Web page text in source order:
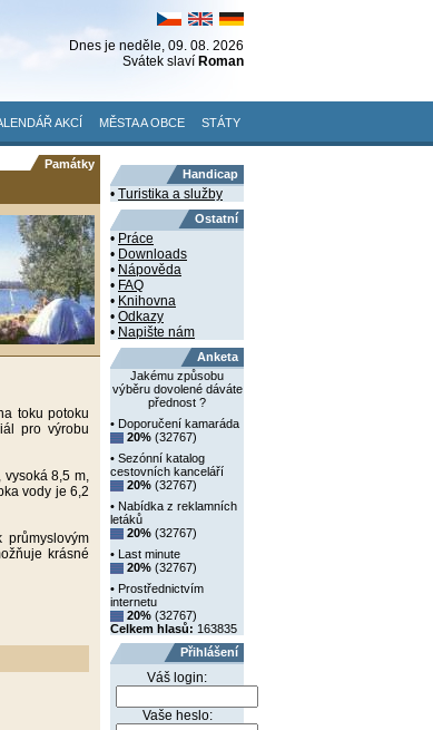
Dnes je neděle, 09. 08. 2026
Svátek slaví Roman
AKCÍ MĚSTA A OBCE STÁTY
Památky
toku potoku
pro výrobu
8,5 m,
vody je 6,2
krásné
Handicap
• Turistika a služby
Ostatní
• Práce
• Downloads
• Nápověda
• FAQ
• Knihovna
• Odkazy
• Napište nám
Anketa
Jakému způsobu
výběru dovolené dáváte
přednost ?
• Doporučení kamaráda
20% (32767)
• Sezónní katalog
cestovních kanceláří
20% (32767)
• Nabídka z reklamních
letáků
20% (32767)
• Last minute
20% (32767)
• Prostřednictvím
internetu
20% (32767)
Celkem hlasů: 163835
Přihlášení
Váš login:
Vaše heslo: